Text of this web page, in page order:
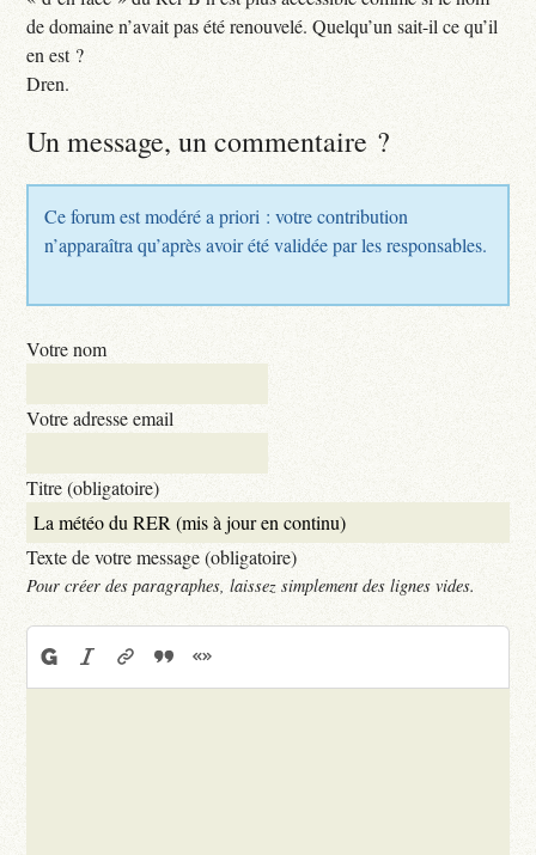
de domaine n’avait pas été renouvelé. Quelqu’un sait-il ce qu’il
en est ?
Dren.
Un message, un commentaire ?
Ce forum est modéré a priori : votre contribution
n’apparaîtra qu’après avoir été validée par les responsables.
Votre nom
Votre adresse email
Titre (obligatoire)
Texte de votre message (obligatoire)
Pour créer des paragraphes, laissez simplement des lignes vides.